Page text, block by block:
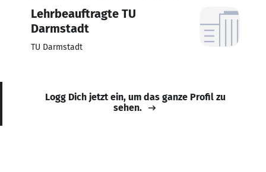
Lehrbeauftragte TU
Darmstadt
TU Darmstadt
Logg Dich jetzt ein, um das ganze Profil zu
sehen.